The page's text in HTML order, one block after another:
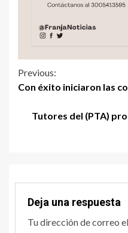
Previous:
Con éxito iniciaron las
Tutores del (PTA)
Deja una respuesta
Tu dirección de correo